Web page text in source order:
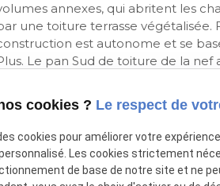
annexes, qui abritent les
une toiture terrasse végétalisée.
est autonome et se
Le pan Sud de toiture de la nef
thermique : Energie
ossature bois sur vide
cookies ? Le respect de
cookies pour améliorer votre
Les cookies strictement
de base de notre site et ne